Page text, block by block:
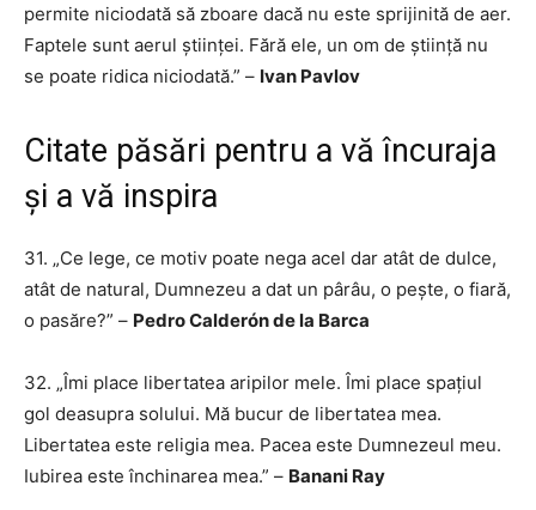
permite niciodată să zboare dacă nu este sprijinită de aer.
Faptele sunt aerul științei. Fără ele, un om de știință nu
se poate ridica niciodată.” – Ivan Pavlov
Citate păsări pentru a vă încuraja
și a vă inspira
31. „Ce lege, ce motiv poate nega acel dar atât de dulce,
atât de natural, Dumnezeu a dat un pârâu, o pește, o fiară,
o pasăre?” – Pedro Calderón de la Barca
32. „Îmi place libertatea aripilor mele. Îmi place spațiul
gol deasupra solului. Mă bucur de libertatea mea.
Libertatea este religia mea. Pacea este Dumnezeul meu.
Iubirea este închinarea mea.” – Banani Ray